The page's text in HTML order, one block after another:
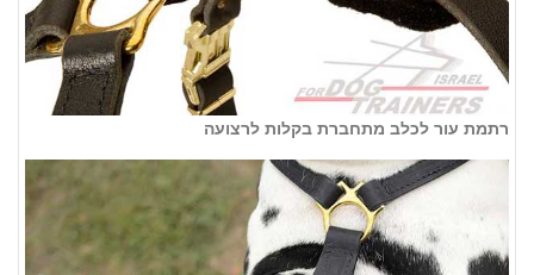
רתמת עור לכלב מתחברת בקלות לרצועה